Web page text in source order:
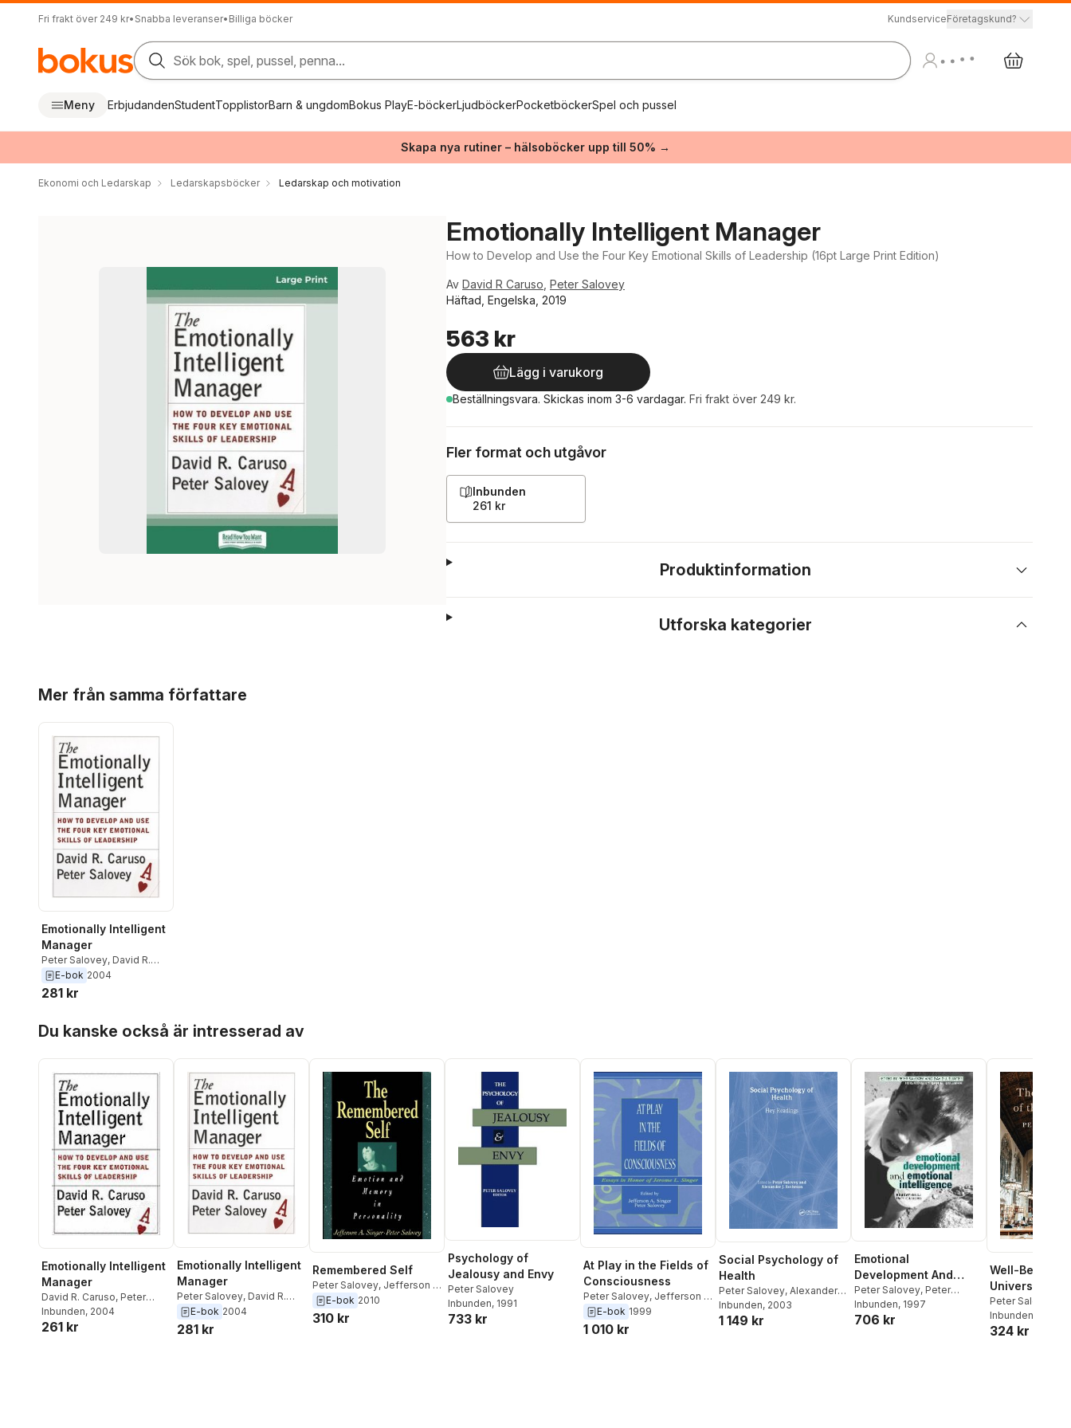
Fri frakt över 249 kr• Snabba leveranser• Billiga böcker KundserviceFöretagskund?
Sök bok, spel, pussel, penna...
Meny ErbjudandenStudentTopplistorBarn & ungdomBokus PlayE-böckerLjudböckerPocketböckerSpel och pussel
Skapa nya rutiner – hälsoböcker upp till 50% →
Ekonomi och Ledarskap Ledarskapsböcker Ledarskap och motivation
Emotionally Intelligent Manager
How to Develop and Use the Four Key Emotional Skills of Leadership (16pt Large Print Edition)
Av David R Caruso Peter Salovey
Häftad, Engelska, 2019
563 kr
Lägg i varukorg
Beställningsvara. Skickas inom 3-6 vardagar. Fri frakt över 249 kr.
Fler format och utgåvor
Inbunden
261 kr
Produktinformation
Utforska kategorier
Mer från samma författare
Emotionally Intelligent
Manager
Peter Salovey, David R.
Caruso
E-bok 2004
281 kr
Du kanske också är intresserad av
Emotionally Intelligent
Manager
David R. Caruso, Peter
Salovey
Inbunden, 2004
261 kr
Emotionally Intelligent
Manager
Peter Salovey, David R.
Caruso
E-bok 2004
281 kr
Remembered Self
Peter Salovey, Jefferson A.
Singer
E-bok 2010
310 kr
Psychology of
Jealousy and Envy
Peter Salovey
Inbunden, 1991
733 kr
At Play in the Fields of
Consciousness
Peter Salovey, Jefferson A.
Singer
E-bok 1999
1 010 kr
Social Psychology of
Health
Peter Salovey, Alexander J.
Rothman
Inbunden, 2003
1 149 kr
Emotional
Development And
Emotional Intelligence
Peter Salovey, Peter
Salovey,David Sluyter
Inbunden, 1997
706 kr
Well-Being of
University
Peter Salovey
Inbunden
324 kr